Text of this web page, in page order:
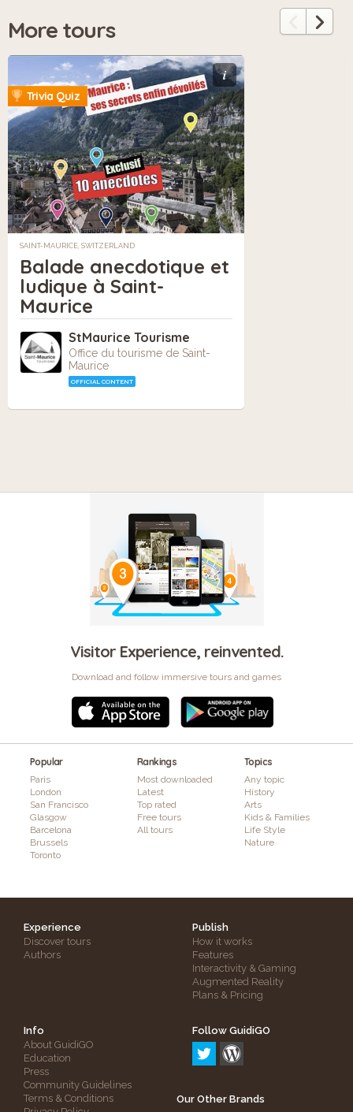
More tours
i
Trivia Quiz
SAINT-MAURICE, SWITZERLAND
Balade anecdotique et
ludique à Saint-
Maurice
StMaurice Tourisme
Office du tourisme de Saint-
Maurice
OFFICIAL CONTENT
Visitor Experience, reinvented.
Download and follow immersive tours and games
Popular
Paris
London
San Francisco
Glasgow
Barcelona
Brussels
Toronto
Rankings
Most downloaded
Latest
Top rated
Free tours
All tours
Topics
Any topic
History
Arts
Kids & Families
Life Style
Nature
Experience
Discover tours
Authors
Publish
How it works
Features
Interactivity & Gaming
Augmented Reality
Plans & Pricing
Info
About GuidiGO
Education
Press
Community Guidelines
Terms & Conditions
Follow GuidiGO
Our Other Brands